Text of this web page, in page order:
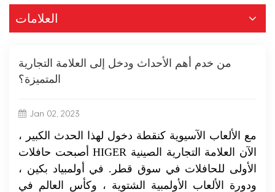
العلامات
من خدم أهم الأحداث ودخل إلى العلامة التجارية
المتميزة؟
Jan 02, 2023
مع الألعاب الآسيوية كنقطة دخول لهذا الحدث الكبير ،
أصبحت حافلات HIGER الآن العلامة التجارية الصينية
الأولى للحافلات في سوق قطر. في أولمبياد بكين ،
ودورة الألعاب الأولمبية الشتوية ، وكأس العالم في